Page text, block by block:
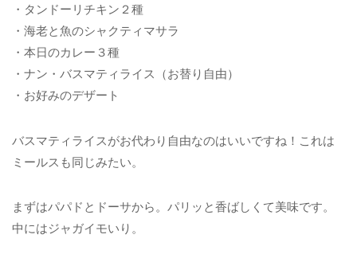
・タンドーリチキン２種
・海老と魚のシャクティマサラ
・本日のカレー３種
・ナン・バスマティライス（お替り自由）
・お好みのデザート
バスマティライスがお代わり自由なのはいいですね！これは
ミールスも同じみたい。
まずはパパドとドーサから。パリッと香ばしくて美味です。
中にはジャガイモいり。